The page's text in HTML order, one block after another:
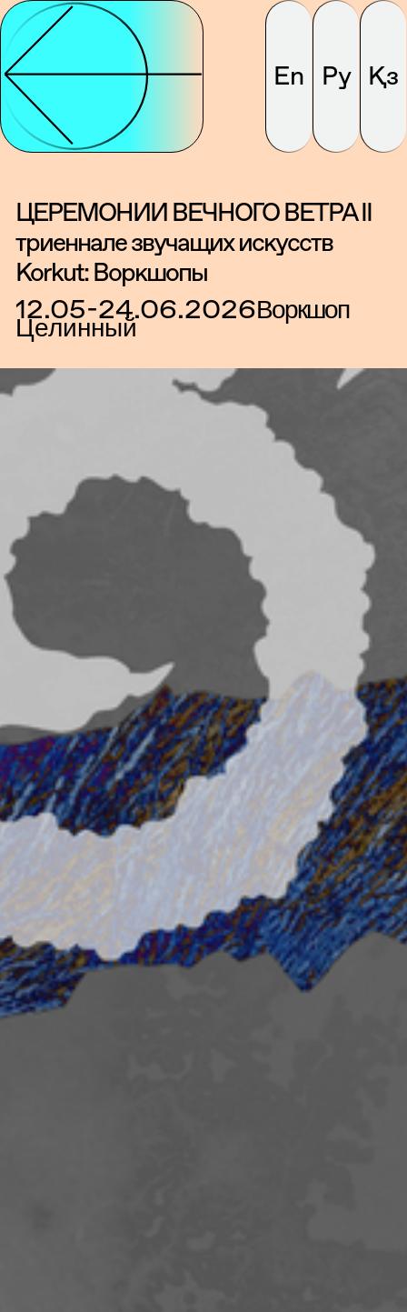
En Ру Қз
ЦЕРЕМОНИИ ВЕЧНОГО ВЕТРА II
триеннале звучащих искусств
Korkut: Воркшопы
12.05-24.06.2026Воркшоп
Целинный